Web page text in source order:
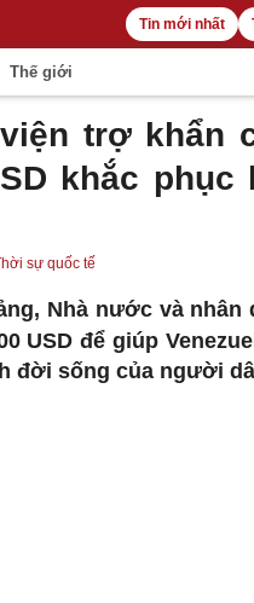
Tin mới nhất
Thế giới
trợ khẩn
khắc phục
sự quốc tế
Nhà nước và nhân
USD để giúp
đời sống của người